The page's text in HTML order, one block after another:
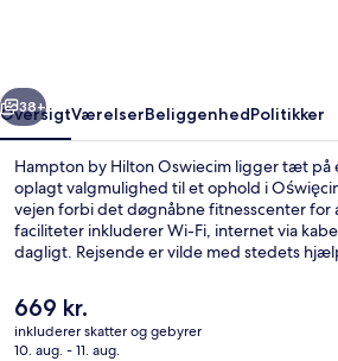
Næste
38+
OversigtVærelserBeliggenhedPolitikker
Hampton by Hilton Oswiecim ligger tæt på
oplagt valgmulighed til et ophold i
vejen forbi det døgnåbne fitnesscenter
faciliteter inkluderer Wi-Fi, internet via
dagligt. Rejsende er vilde med stedets
Den
nuværende
pris
669 kr.
inkluderer skatter og gebyrer
10. aug. - 11. aug.